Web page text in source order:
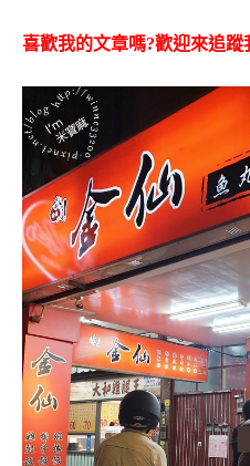
喜歡我的文章嗎?歡迎來追蹤